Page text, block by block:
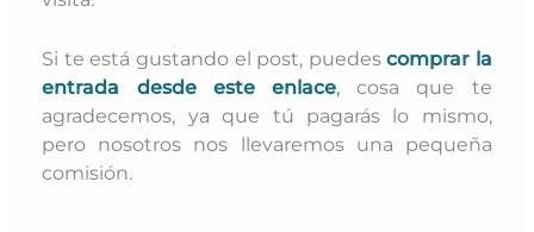
Si te está gustando el post, puedescomprar la
entrada desde este enlace,cosa que te
agradecemos, ya que tú pagarás lo mismo,
pero nosotros nos llevaremos una pequeña
comisión.